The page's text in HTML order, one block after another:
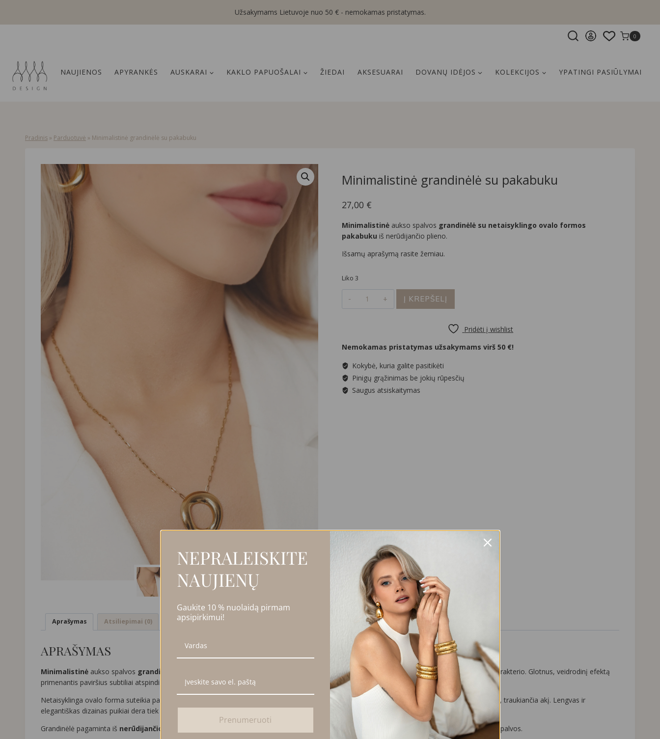
content
Užsakymams Lietuvoje nuo 50 € - nemokamas pristatymas.
0
NAUJIENOS APYRANKĖS AUSKARAI KAKLO PAPUOŠALAI ŽIEDAI AKSESUARAI DOVANŲ IDĖJOS KOLEKCIJOS YPATINGI PASIŪLYMAI
Pradinis » Parduotuvė » Minimalistinė grandinėlė su pakabuku
Minimalistinė grandinėlė su pakabuku
27,00 €
Minimalistinėaukso spalvos grandinėlė su netaisyklingo ovalo formos
pakabuku iš nerūdijančio plieno.
Išsamų aprašymą rasite žemiau.
Liko 3
produkto
pakabuku
Į KREPŠELĮ
Pridėti į wishlist
Nemokamas pristatymas užsakymams virš 50 €!
Kokybė, kuria galite pasitikėti
Pinigų grąžinimas be jokių rūpesčių
Saugus atsiskaitymas
Aprašymas Atsiliepimai (0)
APRAŠYMAS
Minimalistinė aukso spalvos grandinėlė su netaisyklingo ovalo formos pakabuku
, kuris suteikia aksesuarui išskirtinumo ir šiuolaikiško charakterio. Glotnus, veidrodinį efektą
primenantis paviršius subtiliai atspindi šviesą ir kuria prabangų, tačiau minimalistinį įspūdį.
Netaisyklinga ovalo forma suteikia papuošalui modernios estetikos bei išskirtinumo, todėl jis tampa ne tik subtiliu aksesuaru, bet ir stiliaus detale, traukiančia akį. Lengvas ir
elegantiškas dizainas puikiai dera tiek prie klasikinių švarkų, tiek prie kasdienių derinių ar vakarinių įvaizdžių.
Grandinėlė pagaminta iš nerūdijančio plieno dėvėti ir ne hipoalergiška
– nesukelia alerginių reakcijų bei nekeičia spalvos.
NEPRALEISKITE
NAUJIENŲ
Gaukite 10 % nuolaidą pirmam
apsipirkimui!
Prenumeruoti